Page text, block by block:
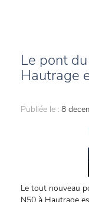
Le pont
Hautrage
Publiée le : 8
Le tout nouveau